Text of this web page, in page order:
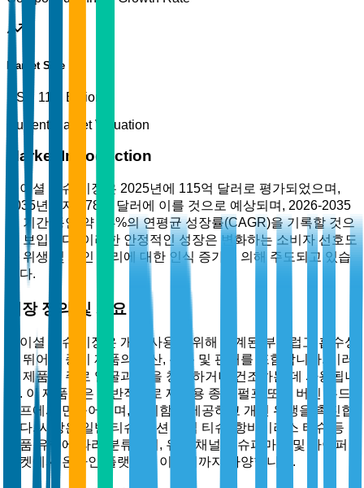
Market Size
USD 11.5 Billion
Current Market Valuation
Market Introduction
페이셜 티슈 시장은 2025년에 115억 달러로 평가되었으며,
2035년까지 178억 달러에 이를 것으로 예상되며, 2026-2035
년 기간 동안 약 4.4%의 연평균 성장률(CAGR)을 기록할 것으
로 보입니다. 이러한 안정적인 성장은 변화하는 소비자 선호도
와 위생 및 개인 관리에 대한 인식 증가에 의해 주도되고 있습
니다.
시장 정의 및 개요
페이셜 티슈 시장은 개인 사용을 위해 설계된 부드럽고 흡수성
이 뛰어난 종이 제품의 생산, 유통 및 판매를 포함합니다. 이러
한 제품은 주로 얼굴과 손을 청소하거나 건조하는 데 사용됩니
다. 이 제품들은 일반적으로 재활용 종이 펄프 또는 버진 우드
펄프에서 만들어지며, 편리함을 제공하고 개인 위생을 촉진합
니다. 시장은 일반 티슈, 로션 주입 티슈, 항바이러스 티슈 등
제품 유형에 따라 분류되며, 유통 채널은 슈퍼마켓 및 하이퍼
마켓에서 온라인 플랫폼에 이르기까지 다양합니다.